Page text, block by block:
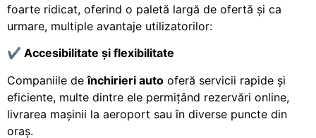
foarte ridicat, oferind o paletă largă de ofertă și ca
urmare, multiple avantaje utilizatorilor:
✔️ Accesibilitate și flexibilitate
Companiile deînchirieri auto oferă servicii rapide și
eficiente, multe dintre ele permițând rezervări online,
livrarea mașinii la aeroport sau în diverse puncte din
oraș.